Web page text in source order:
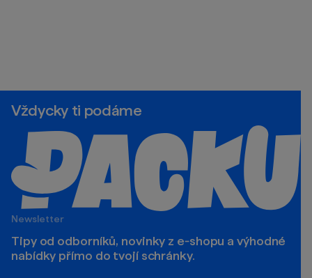
Vždycky ti podáme
Newsletter
Tipy od odborníků, novinky z e‑shopu a výhodné
nabídky přímo do tvojí schránky.